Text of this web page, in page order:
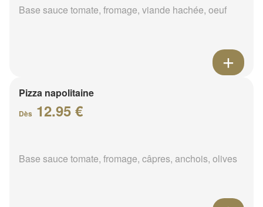
Base sauce tomate, fromage, viande hachée, oeuf
Pizza napolitaine
Dès 12.95 €
Base sauce tomate, fromage, câpres, anchois, olives